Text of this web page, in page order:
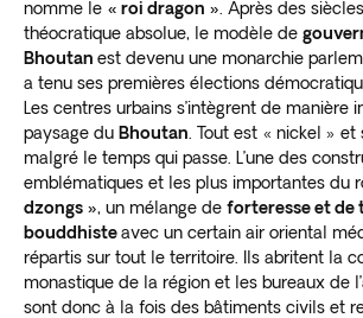
nomme le « roi dragon » . Après des
théocratique absolue, le modèle de
Bhoutan est devenu une monarchie
a tenu ses premières élections
Les centres urbains s’intègrent de manière
paysage du Bhoutan . Tout est « nickel »
malgré le temps qui passe. L’une des
emblématiques et les plus importantes du
dzongs », un mélange de forteresse et de
bouddhisteavec un certain air oriental
répartis sur tout le territoire. Ils abritent la
monastique de la région et les bureaux de
sont donc à la fois des bâtiments civils et